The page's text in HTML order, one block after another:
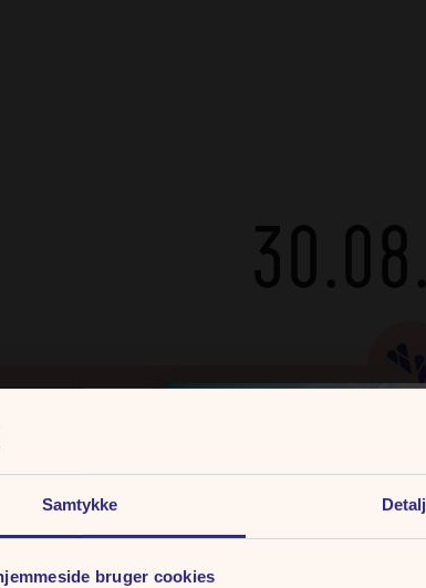
Samtykke
bruger cookies
Info
Salgs- og leveringsbetingelser